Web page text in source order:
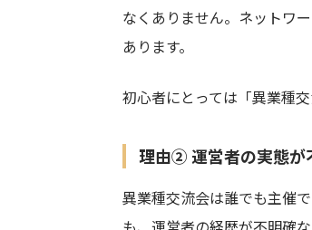
なくありません。ネットワ
あります。
初心者にとっては「異業種
理由② 運営者の実態が
異業種交流会は誰でも主催